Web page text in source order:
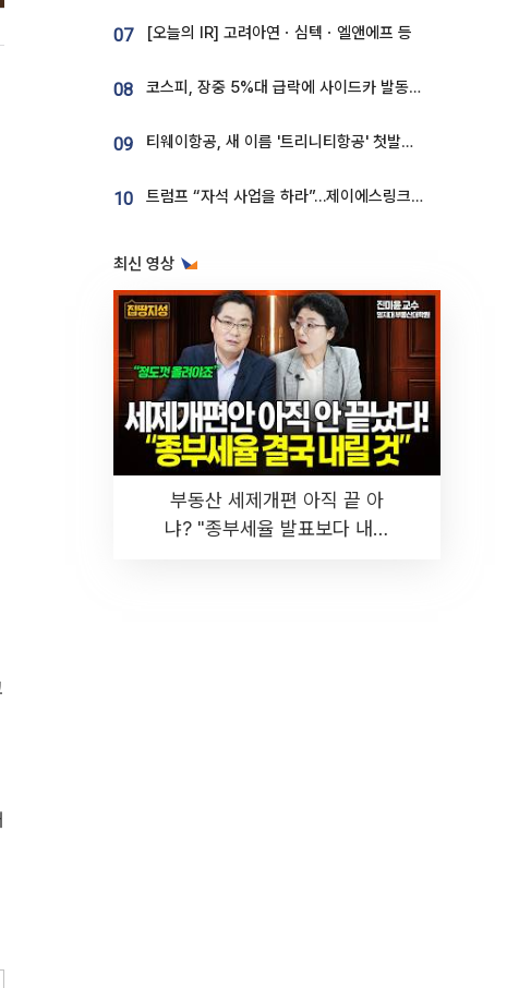
07 [오늘의 IR] 고려아연ㆍ심텍ㆍ엘앤에프 등
08 코스피, 장중 5%대 급락에 사이드카 발동…삼성·SK 동반 폭락
09 티웨이항공, 새 이름 '트리니티항공' 첫발…SSC 전략 본격화
10 트럼프 “자석 사업을 하라”…제이에스링크, 비중국 영구자석 공급망 구축 속도
최신 영상
부동산 세제개편 아직 끝 아
냐? "종부세율 발표보다 내릴